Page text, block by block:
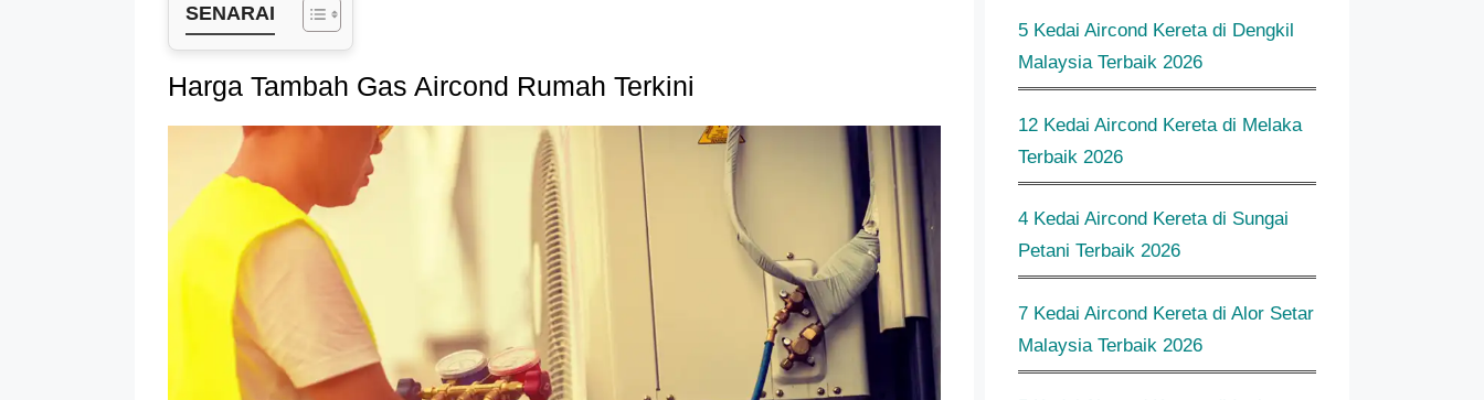
SENARAI
Harga Tambah Gas Aircond Rumah Terkini
5 Kedai Aircond Kereta di Dengkil
Malaysia Terbaik 2026
12 Kedai Aircond Kereta di Melaka
Terbaik 2026
4 Kedai Aircond Kereta di Sungai
Petani Terbaik 2026
7 Kedai Aircond Kereta di Alor Setar
Malaysia Terbaik 2026